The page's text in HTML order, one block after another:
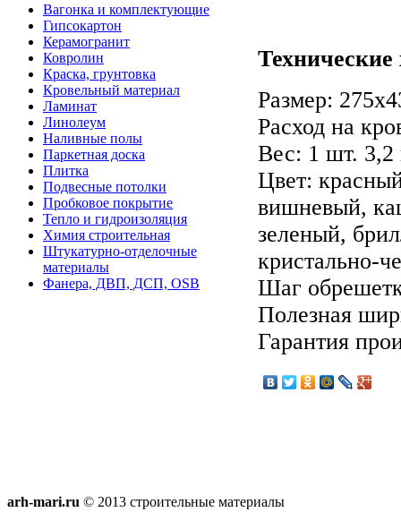
Вагонка и комплектующие
Гипсокартон
Керамогранит
Ковролин
Краска, грунтовка
Кровельный материал
Ламинат
Линолеум
Наливные полы
Паркетная доска
Плитка
Подвесные потолки
Пробковое покрытие
Тепло и гидроизоляция
Химия строительная
Штукатурно-отделочные
материалы
Фанера, ДВП, ДСП, OSB
Размер:
Расход на
Вес: 1 шт. 3,2
Цвет:
вишневый,
зеленый,
кристально-
Шаг
Полезная
Гарантия
arh-mari.ru © 2013 строительные материалы